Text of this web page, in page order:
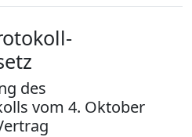
des
vom 4. Oktober